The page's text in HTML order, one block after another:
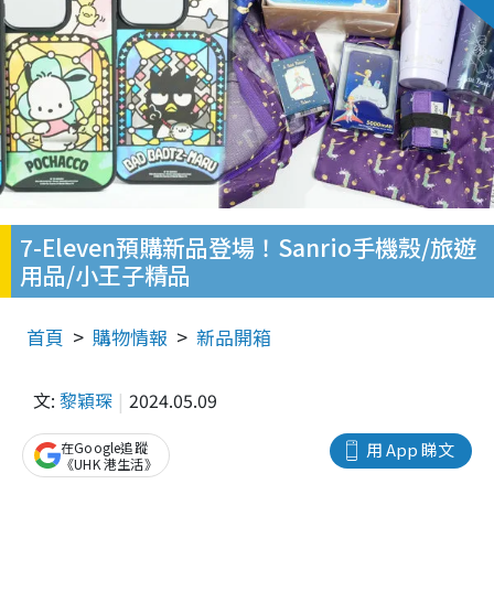
7-Eleven預購新品登場！Sanrio手機殼/旅遊
用品/小王子精品
首頁 購物情報 新品開箱
文: 黎穎琛 2024.05.09
用 App 睇文
在Google追蹤
《UHK 港生活》